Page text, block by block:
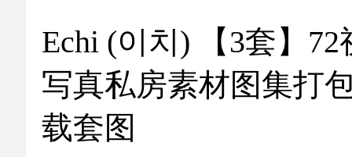
Echi (이치) 【3套】72
写真私房素材图集打
载套图